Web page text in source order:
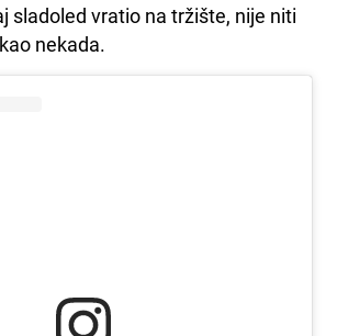
sladoled vratio na tržište, nije niti
nekada.